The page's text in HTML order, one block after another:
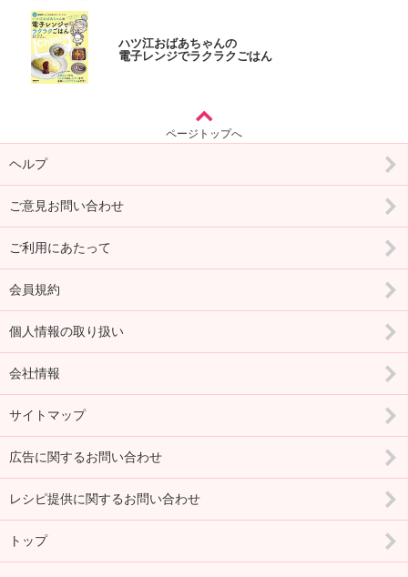
ハツ江おばあちゃんの
電子レンジでラクラクごはん
ページトップへ
ヘルプ
ご意見お問い合わせ
ご利用にあたって
会員規約
個人情報の取り扱い
会社情報
サイトマップ
広告に関するお問い合わせ
レシピ提供に関するお問い合わせ
トップ